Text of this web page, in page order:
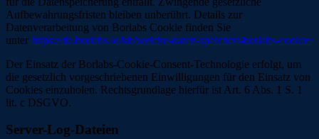
Aufbewahrungsfristen bleiben unberührt. Details zur
Datenverarbeitung von Borlabs Cookie finden Sie
unter https://de.borlabs.io/kb/welche-daten-speichert-borlabs-cookie/
Der Einsatz der Borlabs-Cookie-Consent-Technologie erfolgt, um
die gesetzlich vorgeschriebenen Einwilligungen für den Einsatz von
Cookies einzuholen. Rechtsgrundlage hierfür ist Art. 6 Abs. 1 S. 1
lit. c DSGVO.
Server-Log-Dateien